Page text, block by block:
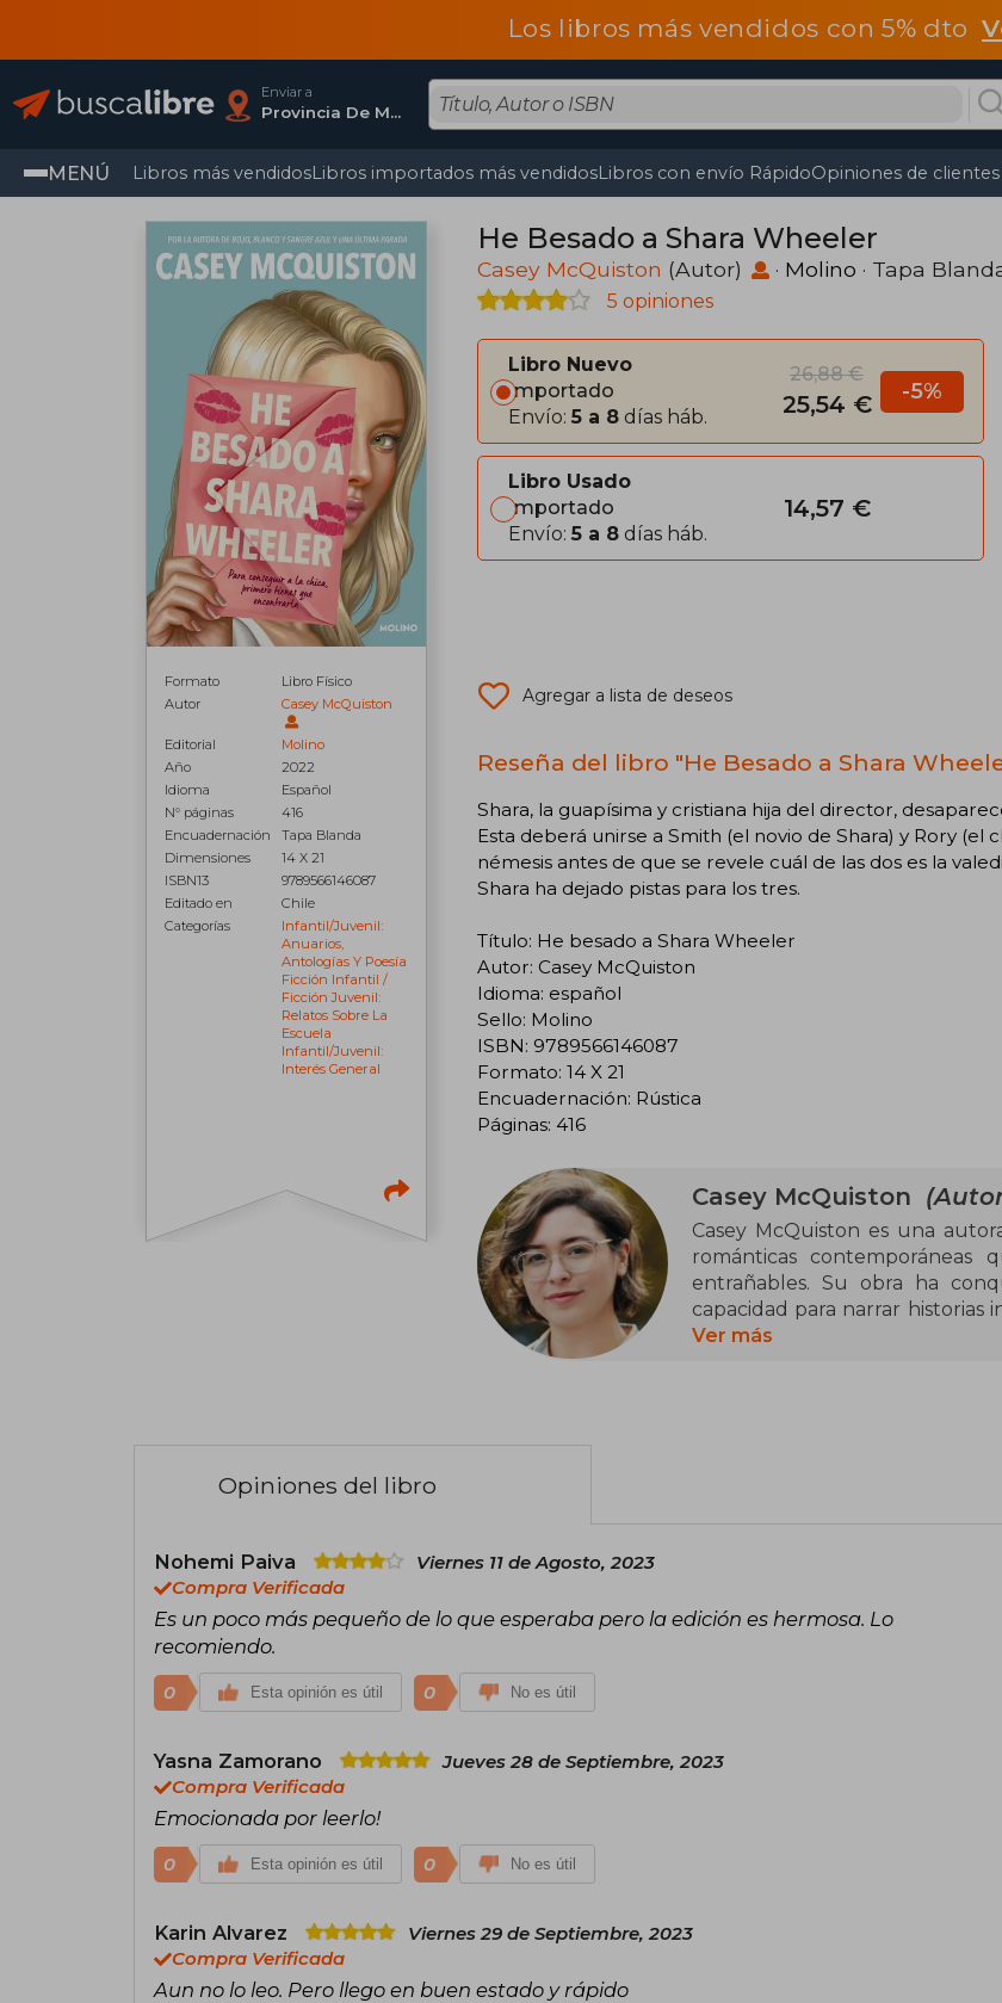
Los libros más vendidos con 5% dto
Enviar a
Provincia De Madrid
MENÚ Libros más vendidosLibros importados más vendidosLibros con envío RápidoOpiniones de clientes
Formato
Libro Físico
Autor
Casey McQuiston
Editorial
Molino
Año
2022
Idioma
Español
N° páginas
416
Encuadernación
Tapa Blanda
Dimensiones
14 X 21
ISBN13
9789566146087
Editado en
Chile
Categorías
Infantil/juvenil:
Anuarios,
Antologías Y Poesía
Ficción Infantil /
Ficción Juvenil:
Relatos Sobre La
Escuela
Infantil/juvenil:
Interés General
He Besado a Shara Wheeler
Casey McQuiston (Autor) · Molino · Tapa
5 opiniones
Libro Nuevo
Importado
Envío: 5 a 8 días háb.
26,88 €
25,54 € -5%
Libro Usado
Importado
Envío: 5 a 8 días háb.
14,57 €
Agregar a lista de deseos
Reseña del libro "He Besado a Shara
Shara, la guapísima y cristiana hija del director,
Esta deberá unirse a Smith (el novio de Shara) y Rory
némesis antes de que se revele cuál de las dos es la
Shara ha dejado pistas para los tres.
Título: He besado a Shara Wheeler
Autor: Casey McQuiston
Idioma: español
Sello: Molino
ISBN: 9789566146087
Formato: 14 X 21
Encuadernación: Rústica
Páginas: 416
Casey McQuiston
Casey McQuiston es una
románticas contemporáneas
entrañables. Su obra ha
capacidad para narrar historias
identidad y la
género de la romántica
Entre sus otras obras se
que mezcla romance y
tiempo y las conexiones
desafiando las convenciones
Ver más
Opiniones del libro
Nohemi Paiva
Viernes 11 de Agosto, 2023
Compra Verificada
Es un poco más pequeño de lo que esperaba pero la edición es hermosa. Lo
recomiendo.
0 Esta opinión es útil 0 No es útil
Yasna Zamorano
Jueves 28 de Septiembre, 2023
Compra Verificada
Emocionada por leerlo!
0 Esta opinión es útil 0 No es útil
Karin Alvarez
Viernes 29 de Septiembre, 2023
Compra Verificada
Aun no lo leo. Pero llego en buen estado y rápido